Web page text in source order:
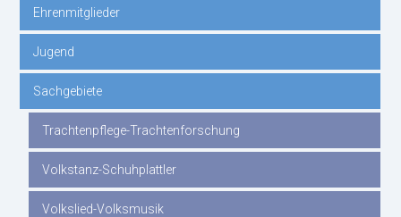
überspringen
Ehrenmitglieder
Jugend
Sachgebiete
Trachtenpflege-Trachtenforschung
Volkstanz-Schuhplattler
Volkslied-Volksmusik